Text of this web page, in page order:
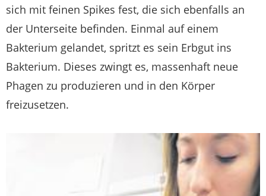
sich mit feinen Spikes fest, die sich ebenfalls an
der Unterseite befinden. Einmal auf einem
Bakterium gelandet, spritzt es sein Erbgut ins
Bakterium. Dieses zwingt es, massenhaft neue
Phagen zu produzieren und in den Körper
freizusetzen.